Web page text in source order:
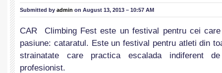
Submitted by admin on August 13, 2013 – 10:57 AM
CAR Climbing Fest este un festival pentru cei
pasiune: cataratul. Este un festival pentru atleti din
strainatate care practica escalada indiferent
profesionist.